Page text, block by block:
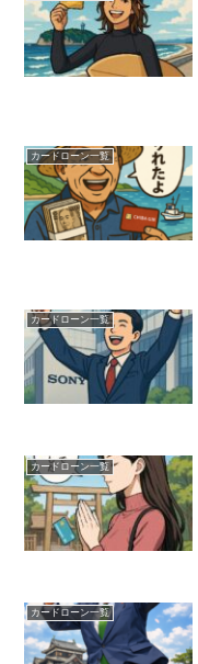
カードローン一覧
カードローン一覧
カードローン一覧
カードローン一覧